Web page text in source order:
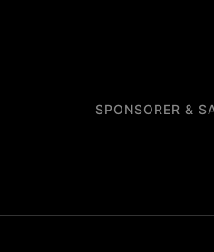
SPONSORER &